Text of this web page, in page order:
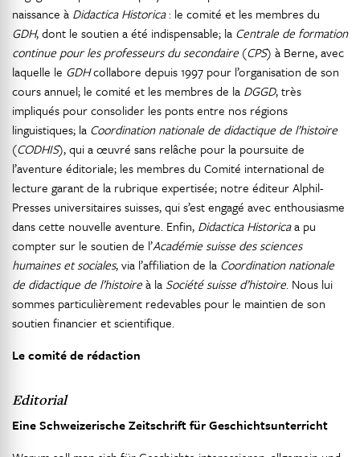
naissance à Didactica Historica: le comité et les membres du
GDH, dont le soutien a été indispensable; la Centrale de formation
continue pour les professeurs du secondaire (CPS) à Berne, avec
laquelle le GDHcollabore depuis 1997 pour l’organisation de son
cours annuel; le comité et les membres de la DGGD, très
impliqués pour consolider les ponts entre nos régions
linguistiques; la Coordination nationale de didactique de l’histoire
(CODHIS), qui a œuvré sans relâche pour la poursuite de
l’aventure éditoriale; les membres du Comité international de
lecture garant de la rubrique expertisée; notre éditeur Alphil-
Presses universitaires suisses, qui s’est engagé avec enthousiasme
dans cette nouvelle aventure. Enfin, Didactica Historicaa pu
compter sur le soutien de l’Académie suisse des sciences
humaines et sociales, via l’affiliation de la Coordination nationale
de didactique de l’histoireà la Société suisse d’histoire. Nous lui
sommes particulièrement redevables pour le maintien de son
soutien financier et scientifique.
Le comité de rédaction
Editorial
Eine Schweizerische Zeitschrift für Geschichtsunterricht